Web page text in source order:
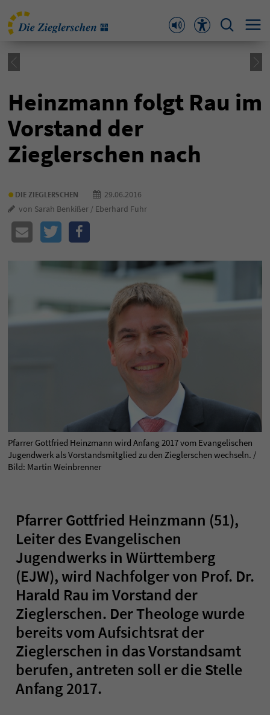
Heinzmann folgt Rau im
Vorstand der
Zieglerschen nach
• DIE ZIEGLERSCHEN
29.06.2016
von Sarah Benkißer / Eberhard Fuhr
Pfarrer Gottfried Heinzmann wird Anfang 2017 vom Evangelischen
Jugendwerk als Vorstandsmitglied zu den Zieglerschen wechseln. /
Bild: Martin Weinbrenner
Pfarrer Gottfried Heinzmann (51),
Leiter des Evangelischen
Jugendwerks in Württemberg
(EJW), wird Nachfolger von Prof. Dr.
Harald Rau im Vorstand der
Zieglerschen. Der Theologe wurde
bereits vom Aufsichtsrat der
Zieglerschen in das Vorstandsamt
berufen, antreten soll er die Stelle
Anfang 2017.